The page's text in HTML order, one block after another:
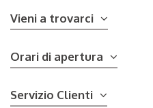
Vieni a trovarci
Orari di apertura
Servizio Clienti